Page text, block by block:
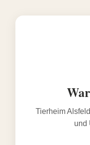
Tierheim
und